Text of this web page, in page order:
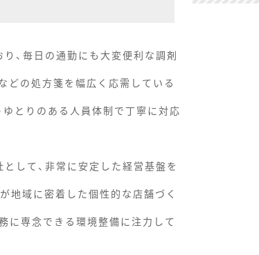
、毎日の通勤にも大変便利な調剤
どの処方箋を幅広く応需している
とりのある人員体制で丁寧に対応
して、非常に安定した経営基盤を
地域に密着した個性的な店舗づく
に専念できる環境整備に注力して